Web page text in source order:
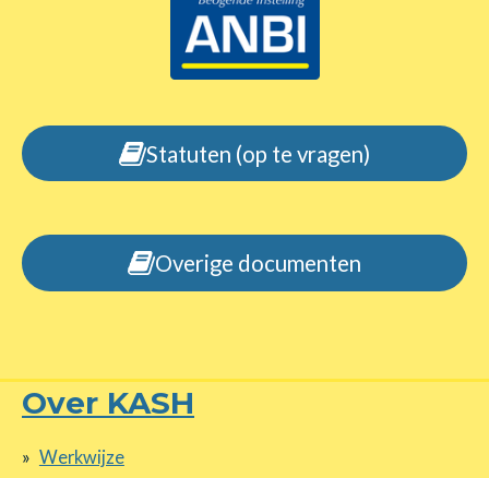
Statuten (op te vragen)
Overige documenten
Over KASH
Werkwijze